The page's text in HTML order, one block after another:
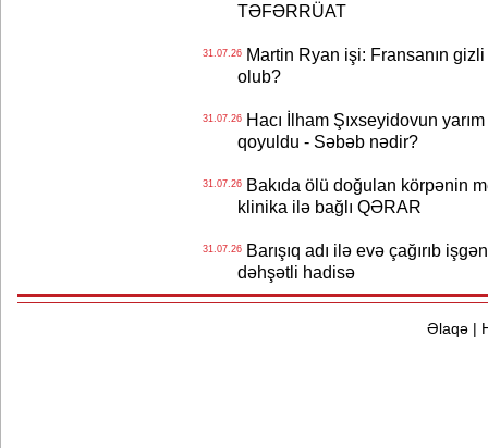
TƏFƏRRÜAT
31.07.26Martin Ryan işi: Fransanın gizli
olub?
31.07.26Hacı İlham Şıxseyidovun
qoyuldu - Səbəb nədir?
31.07.26Bakıda ölü doğulan körpənin
klinika ilə bağlı QƏRAR
31.07.26Barışıq adı ilə evə çağırıb
dəhşətli hadisə
Əlaqə|